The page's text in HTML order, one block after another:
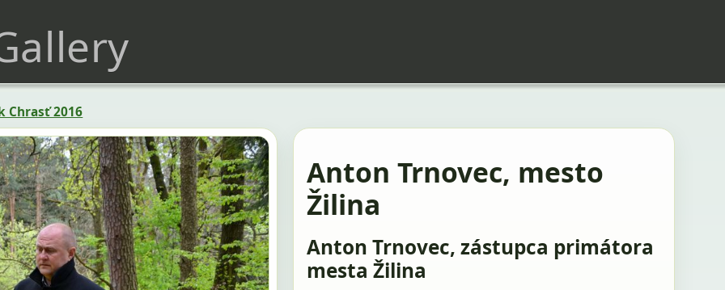
Chrasť 2016
Anton Trnovec, mesto
Žilina
Anton Trnovec, zástupca primátora
mesta Žilina